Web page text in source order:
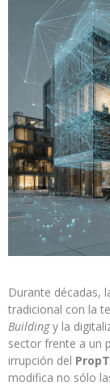
Durante décadas,
tradicional con la
Buildingy la
sector frente a un
irrupción del
modifica no sólo